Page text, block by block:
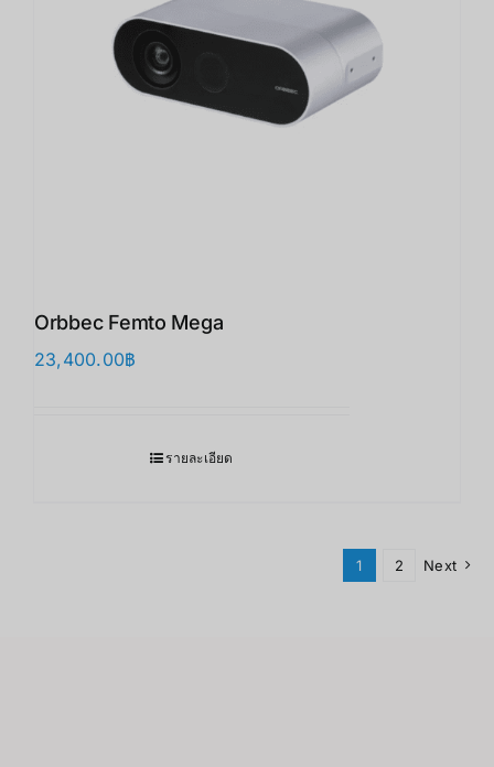
Orbbec Femto Mega
23,400.00฿
รายละเอียด
1 2 Next